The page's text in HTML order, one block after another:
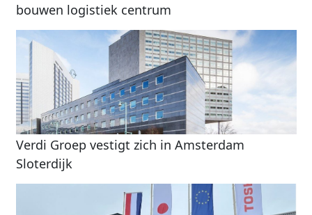
bouwen logistiek centrum
Verdi Groep vestigt zich in Amsterdam
Sloterdijk